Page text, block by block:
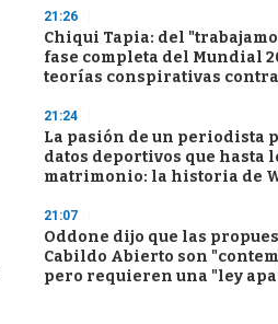
21:26
Chiqui Tapia: del
fase completa del Mundial
teorías conspirativas
21:24
La pasión de un periodista
datos deportivos que hasta
matrimonio: la historia de
21:07
Oddone dijo que las
Cabildo Abierto son
pero requieren una "ley